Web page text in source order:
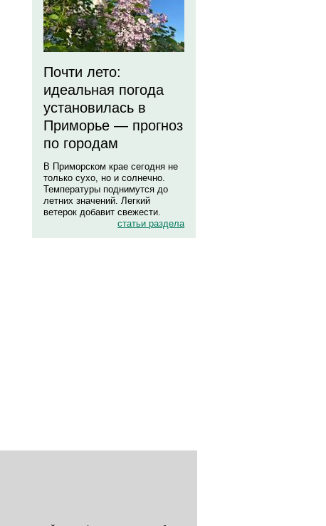
Почти лето:
идеальная погода
установилась в
Приморье — прогноз
по городам
В Приморском крае сегодня не
только сухо, но и солнечно.
Температуры поднимутся до
летних значений. Легкий
ветерок добавит свежести.
статьи раздела